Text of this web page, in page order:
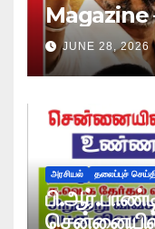
Magazine
JUNE 28, 2026
அரசியல் தலைப்புச்
சென்னையில்